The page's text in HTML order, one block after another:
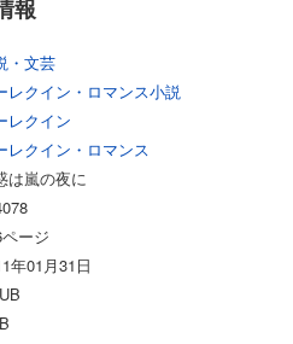
報
・文芸
レクイン・ロマンス小説
レクイン
レクイン・ロマンス
は嵐の夜に
ージ
年01月31日